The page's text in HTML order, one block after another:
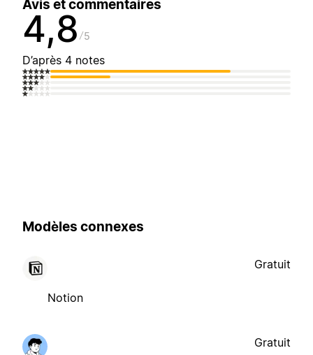
Avis et commentaires
4,8 5
D’après 4 notes
Modèles connexes
Notion
Gratuit
Gratuit